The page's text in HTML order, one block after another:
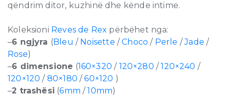
qëndrim ditor, kuzhinë dhe kënde intime.
Koleksioni Reves de Rex përbëhet nga:
–6 ngjyra (Bleu / Noisette /Choco / Perle /Jade /
Rose)
–6 dimensione (160×320 / 120×280 /120×240 /
120×120/ 80×180/60×120 )
–2 trashësi (6mm/10mm)